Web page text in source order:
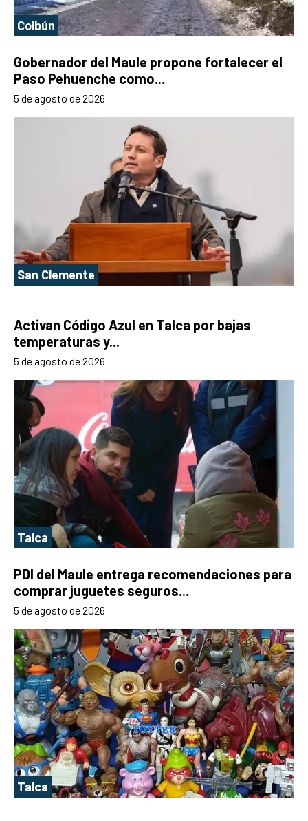
Colbún
Gobernador del Maule propone fortalecer el
Paso Pehuenche como...
5 de agosto de 2026
San Clemente
Activan Código Azul en Talca por bajas
temperaturas y...
5 de agosto de 2026
Talca
PDI del Maule entrega recomendaciones para
comprar juguetes seguros...
5 de agosto de 2026
Talca